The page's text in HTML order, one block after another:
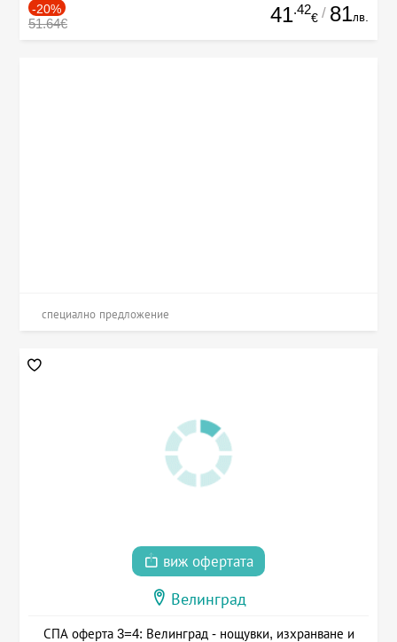
-20%
51.64€ 41.42
€ / 81лв.
специално предложение
виж офертата
Велинград
СПА оферта 3=4: Велинград - нощувки, изхранване и